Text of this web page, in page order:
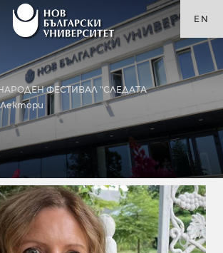
EN
ФЕСТИВАЛ "СЛЕДАТА
Лектори